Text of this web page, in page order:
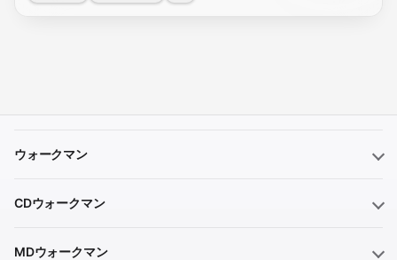
ウォークマン
CDウォークマン
MDウォークマン